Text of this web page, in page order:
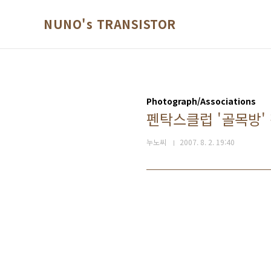
NUNO's TRANSISTOR
Photograph/Associations
펜탁스클럽 '골목방'
누노씨 2007. 8. 2. 19:40